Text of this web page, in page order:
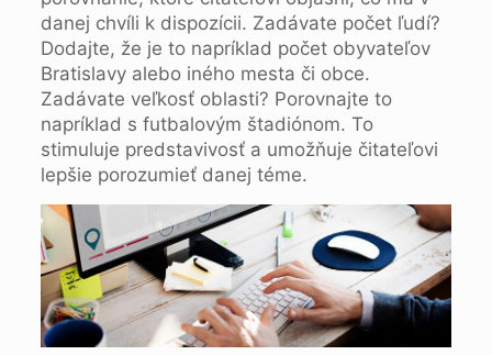
danej chvíli k dispozícii. Zadávate počet ľudí?
Dodajte, že je to napríklad počet obyvateľov
Bratislavy alebo iného mesta či obce.
Zadávate veľkosť oblasti? Porovnajte to
napríklad s futbalovým štadiónom. To
stimuluje predstavivosť a umožňuje čitateľovi
lepšie porozumieť danej téme.